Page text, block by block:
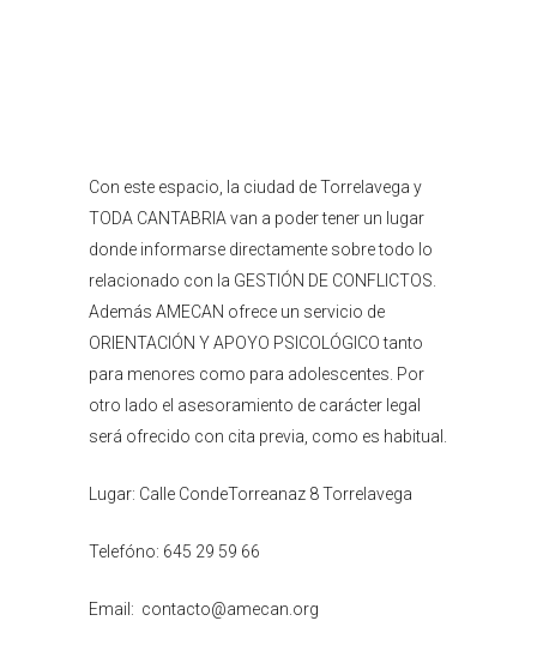
Con este espacio, la ciudad de Torrelavega y
TODA CANTABRIA van a poder tener un lugar
donde informarse directamente sobre todo lo
relacionado con la GESTIÓN DE CONFLICTOS.
Además AMECAN ofrece un servicio de
ORIENTACIÓN Y APOYO PSICOLÓGICO tanto
para menores como para adolescentes. Por
otro lado el asesoramiento de carácter legal
será ofrecido con cita previa, como es habitual.
Lugar: Calle CondeTorreanaz 8 Torrelavega
Telefóno: 645 29 59 66
Email: contacto@amecan.org